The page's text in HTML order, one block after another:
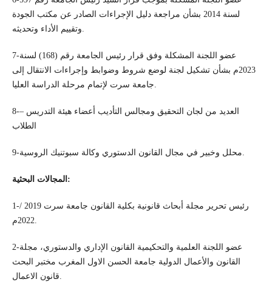
لسنة 2014 بشأن مراجعة دليل الإجراءات الصادر عن مكتب الجودة
وتقييم الأداء وتحديثه.
7-عضو اللجنة المشكلة وفق قرار رئيس الجامعة رقم (168) لسنة
2023م بشأن تشكيل لجنة لوضع شروط وضوابط وإجراءات الانتقال إلى
جامعة سرت لإتمام مرحلة الدراسة العليا.
8-العديد من لجان التحقيق ومجالس التأديب أعضاء هيئة التدريس –
الطلاب
9-محلل وخبير في مجال القانون الدستوري وكالة سبوتنيك الروسية.
المجالات البحثية :
1-رئيس تحرير مجلة أبحاث قانونية بكلية القانون جامعة سرت 2019 /
2022م.
2-عضو اللجنة العلمية والتحكيمية القانون الإداري والدستوري، مجلة
القانون والأعمال الدولية جامعة الحسن الاول المغرب مختبر البحث
قانون الاعمال.